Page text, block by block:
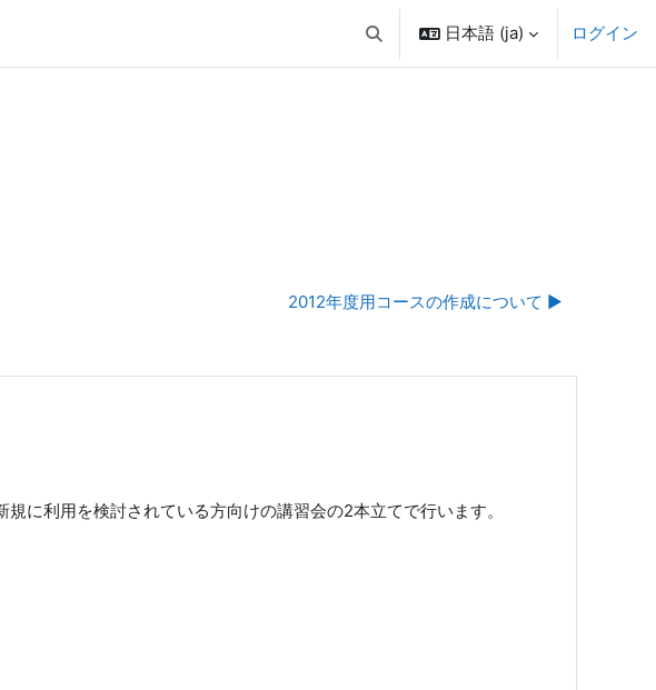
検索入力に切り替える
日本語 ‎(ja)‎ ログイン
2012年度用コースの作成について ▶︎
に利用を検討されている方向けの講習会の2本立てで行います。